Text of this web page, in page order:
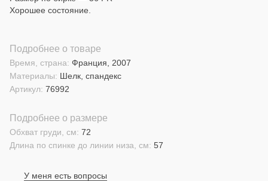
Хорошее состояние.
Подробнее о товаре
Материалы: Шелк, спандекс
Время, страна: Франция, 2007
Артикул: 76992
Подробнее о размере
Длина по спинке до линии низа, см: 57
Обхват груди, см: 72
У меня есть вопросы